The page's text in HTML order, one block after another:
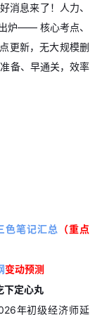
消息来了！人力、
炉—— 核心考点、
更新，无大规模删
备、早通关，效率
色笔记汇总
（重点
变动预测
下定心丸
年初级经济师延